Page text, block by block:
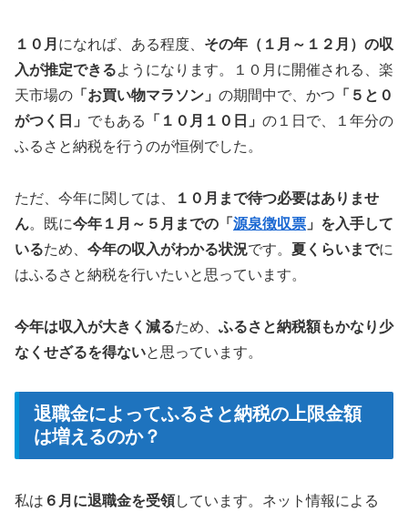
１０月 になれば、ある程度、 その年（１月～１２月）の収
入が推定できるようになります。１０月に開催される、楽
天市場の 「お買い物マラソン」 の期間中で、かつ 「５と０
がつく日」 でもある 「１０月１０日」 の１日で、１年分の
ふるさと納税を行うのが恒例でした。
ただ、今年に関しては、
１０月まで待つ必要はありませ
ん。既に今年１月～５月までの「 源泉徴収票 」を入手して
いるため、 今年の収入がわかる状況です。 夏くらいまでに
はふるさと納税を行いたいと思っています。
今年は収入が大きく減るため、 ふるさと納税額もかなり少
なくせざるを得ないと思っています。
退職金によってふるさと納税の上限金額
は増えるのか？
私は ６月に退職金を受領しています。ネット情報による